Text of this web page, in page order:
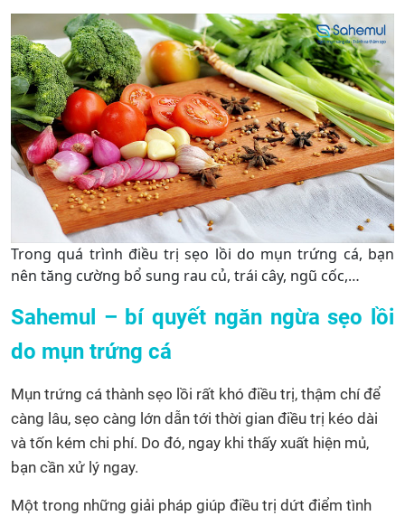
Trong quá trình điều trị sẹo lồi do mụn trứng cá, bạn
nên tăng cường bổ sung rau củ, trái cây, ngũ cốc,…
Sahemul – bí quyết ngăn ngừa sẹo lồi
do mụn trứng cá
Mụn trứng cá thành sẹo lồi rất khó điều trị, thậm chí để
càng lâu, sẹo càng lớn dẫn tới thời gian điều trị kéo dài
và tốn kém chi phí. Do đó, ngay khi thấy xuất hiện mủ,
bạn cần xử lý ngay.
Một trong những giải pháp giúp điều trị dứt điểm tình